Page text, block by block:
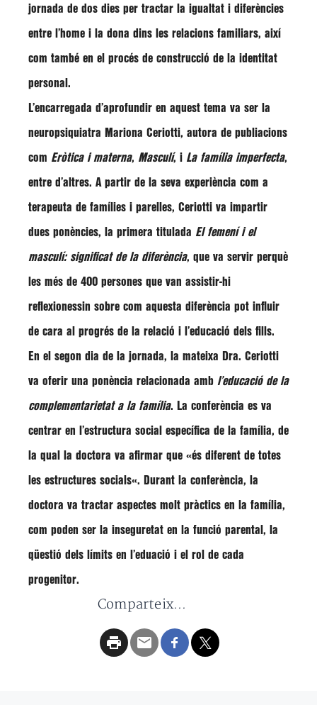
jornada de dos dies per tractar la igualtat i diferències
entre l’home i la dona dins les relacions familiars, així
com també en el procés de construcció de la identitat
personal.
L’encarregada d’aprofundir en aquest tema va ser la
neuropsiquiatra Mariona Ceriotti, autora de publiacions
com Eròtica i materna, Masculí, i La família imperfecta,
entre d’altres. A partir de la seva experiència com a
terapeuta de famílies i parelles, Ceriotti va impartir
dues ponències, la primera titulada El femení i el
masculí: significat de la diferència, que va servir perquè
les més de 400 persones que van assistir-hi
reflexionessin sobre com aquesta diferència pot influir
de cara al progrés de la relació i l’educació dels fills.
En el segon dia de la jornada, la mateixa Dra. Ceriotti
va oferir una ponència relacionada amb l’educació de la
complementarietat a la família. La conferència es va
centrar en l’estructura social específica de la família, de
la qual la doctora va afirmar que «és diferent de totes
les estructures socials«. Durant la conferència, la
doctora va tractar aspectes molt pràctics en la família,
com poden ser la inseguretat en la funció parental , la
qüestió dels límits en l’eduació i el rol de cada
progenitor.
Comparteix...